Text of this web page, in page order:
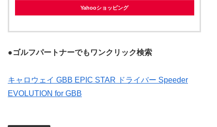
Yahooショッピング
●ゴルフパートナーでもワンクリック検索
キャロウェイ GBB EPIC STAR ドライバー Speeder
EVOLUTION for GBB